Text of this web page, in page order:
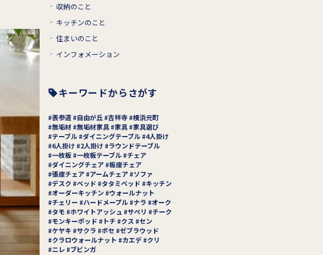
収納のこと
キッチンのこと
住まいのこと
インフォメーション
キーワードからさがす
表参道 自由が丘 吉祥寺 横浜元町
無垢材 無垢材家具 家具
家具選び
テーブル ダイニングテーブル 4人掛け
6人掛け
2人掛け
ラウンドテーブル
一枚板 一枚板テーブル チェア
ダイニングチェア 板座チェア
張座チェア
アームチェア
ソファ
デスク
ベッド タタミベッド
キッチン
オーダーキッチン
ウォールナット
チェリー
ハードメープル ナラ
オーク
タモ
ホワイトアッシュ サペリ
チーク
モンキーポッド
トチ クス
セン
ケヤキ
サクラ ボセ
ゼブラウッド
クラロウォールナット
カエデ
クリ
ニレ
ブビンガ